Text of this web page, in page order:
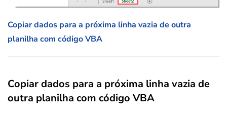
Copiar dados para a próxima linha vazia de outra
planilha com código VBA
Copiar dados para a próxima linha vazia de
outra planilha com código VBA